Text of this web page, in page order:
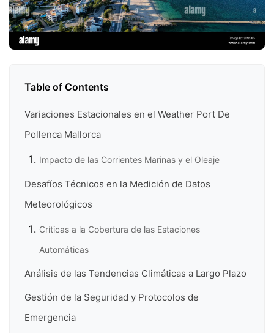
Table of Contents
Variaciones Estacionales en el Weather Port De
Pollenca Mallorca
Impacto de las Corrientes Marinas y el Oleaje
Desafíos Técnicos en la Medición de Datos
Meteorológicos
Críticas a la Cobertura de las Estaciones
Automáticas
Análisis de las Tendencias Climáticas a Largo Plazo
Gestión de la Seguridad y Protocolos de
Emergencia